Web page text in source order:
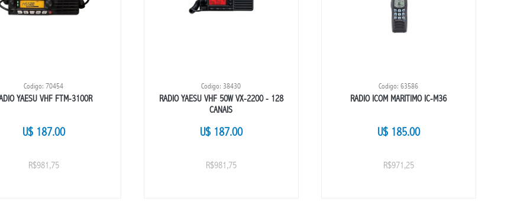
Codigo: 70454
YAESU VHF FTM-3100R
U$ 187.00
R$981,75
Codigo: 38430
RADIO YAESU VHF 50W VX-2200 - 128
CANAIS
U$ 187.00
R$981,75
Codigo: 63586
RADIO ICOM MARITIMO IC-M36
U$ 185.00
R$971,25